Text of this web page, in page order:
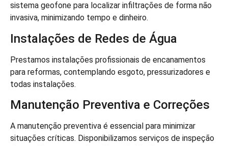
sistema geofone para localizar infiltrações de forma não
invasiva, minimizando tempo e dinheiro.
Instalações de Redes de Água
Prestamos instalações profissionais de encanamentos
para reformas, contemplando esgoto, pressurizadores e
todas instalações.
Manutenção Preventiva e Correções
A manutenção preventiva é essencial para minimizar
situações críticas. Disponibilizamos serviços de inspeção